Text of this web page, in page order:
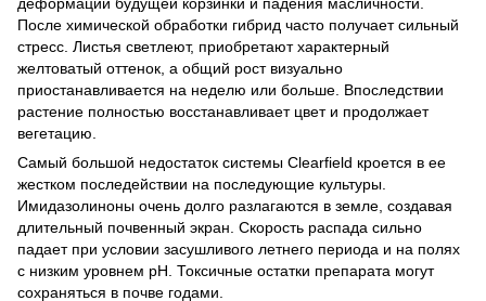
После химической обработки гибрид часто получает сильный
стресс. Листья светлеют, приобретают характерный
желтоватый оттенок, а общий рост визуально
приостанавливается на неделю или больше. Впоследствии
растение полностью восстанавливает цвет и продолжает
вегетацию.
Самый большой недостаток системы Clearfield кроется в ее
жестком последействии на последующие культуры.
Имидазолиноны очень долго разлагаются в земле, создавая
длительный почвенный экран. Скорость распада сильно
падает при условии засушливого летнего периода и на полях
с низким уровнем pH. Токсичные остатки препарата могут
сохраняться в почве годами.